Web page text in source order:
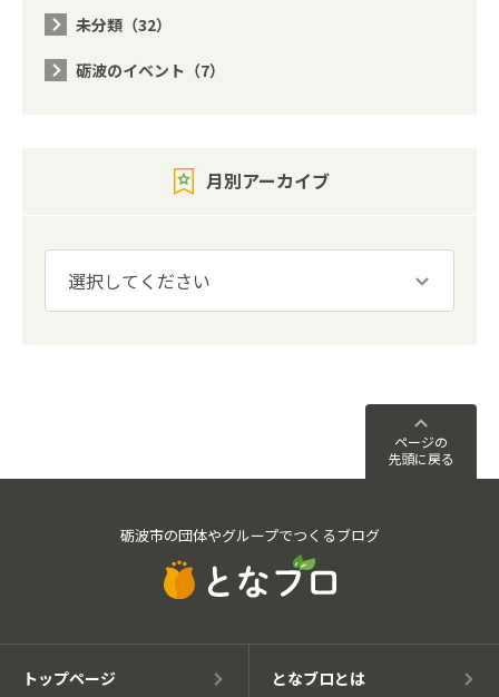
未分類（32）
砺波のイベント（7）
月別アーカイブ
ページの
先頭に戻る
砺波市の団体やグループでつくるブログ
トップページ となブロとは